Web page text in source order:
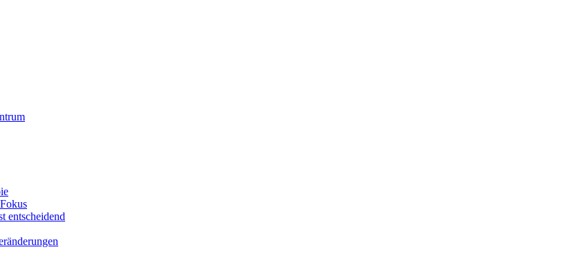
entscheidend